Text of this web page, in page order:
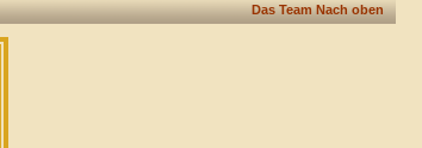
Das Team Nach oben